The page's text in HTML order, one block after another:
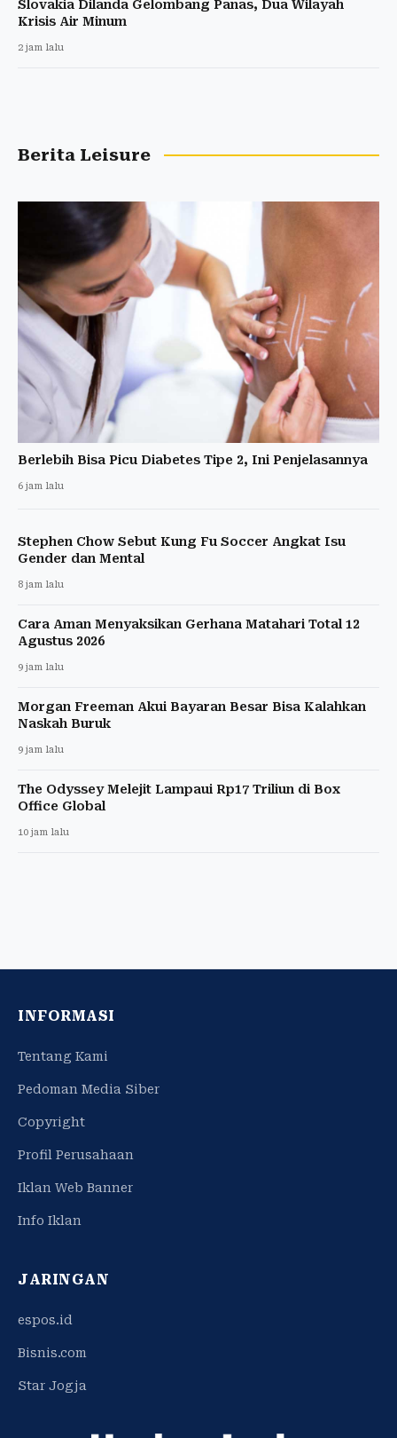
Slovakia Dilanda Gelombang Panas, Dua Wilayah
Krisis Air Minum
2 jam lalu
Berita Leisure
Berlebih Bisa Picu Diabetes Tipe 2, Ini Penjelasannya
6 jam lalu
Stephen Chow Sebut Kung Fu Soccer Angkat Isu
Gender dan Mental
8 jam lalu
Cara Aman Menyaksikan Gerhana Matahari Total 12
Agustus 2026
9 jam lalu
Morgan Freeman Akui Bayaran Besar Bisa Kalahkan
Naskah Buruk
9 jam lalu
The Odyssey Melejit Lampaui Rp17 Triliun di Box
Office Global
10 jam lalu
INFORMASI
Tentang Kami
Pedoman Media Siber
Copyright
Profil Perusahaan
Iklan Web Banner
Info Iklan
JARINGAN
espos.id
Bisnis.com
Star Jogja